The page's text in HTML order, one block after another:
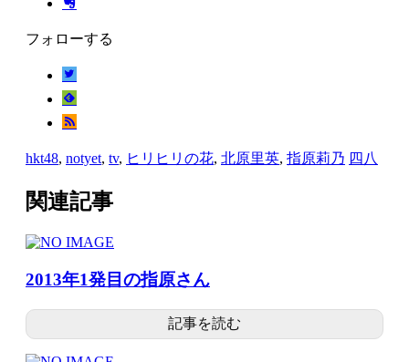
フォローする
hkt48, notyet, tv, ヒリヒリの花, 北原里英, 指原莉乃 四八
関連記事
2013年1発目の指原さん
記事を読む